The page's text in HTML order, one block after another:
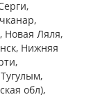
Новая Ляля,
Нижняя
обл),